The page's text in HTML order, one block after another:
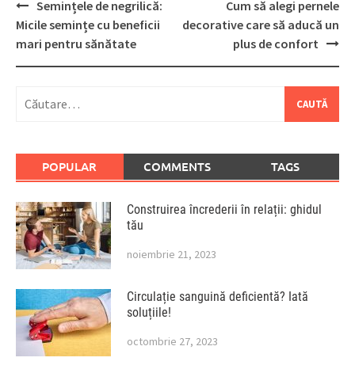
navigation
Semințele de negrilică:
Micile semințe cu beneficii
mari pentru sănătate
Cum să alegi pernele
decorative care să aducă un
plus de confort
după:
POPULAR COMMENTS TAGS
Construirea încrederii în relații: ghidul
tău
noiembrie 21, 2023
Circulație sanguină deficientă? Iată
soluțiile!
octombrie 27, 2023